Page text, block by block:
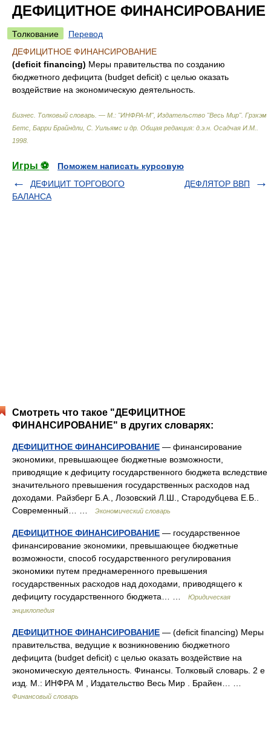
ДЕФИЦИТНОЕ ФИНАНСИРОВАНИЕ
Толкование
Перевод
ДЕФИЦИТНОЕ ФИНАНСИРОВАНИЕ
(deficit financing) Меры правительства по созданию
бюджетного дефицита (budget deficit) с целью оказать
воздействие на экономическую деятельность.
Бизнес. Толковый словарь. — М.: "ИНФРА-М", Издательство "Весь Мир". Грэхэм
Бетс, Барри Брайндли, С. Уильямс и др. Общая редакция: д.э.н. Осадчая И.М.
1998
Игры ⚽
Поможем написать курсовую
ДЕФИЦИТ ТОРГОВОГО
БАЛАНСА
ДЕФЛЯТОР ВВП
Смотреть что такое "ДЕФИЦИТНОЕ
ФИНАНСИРОВАНИЕ" в других словарях:
ДЕФИЦИТНОЕ ФИНАНСИРОВАНИЕ — финансирование
экономики, превышающее бюджетные возможности,
приводящие к дефициту государственного бюджета вследствие
значительного превышения государственных расходов над
доходами. Райзберг Б.А., Лозовский Л.Ш., Стародубцева Е.Б..
Современный… …
Экономический словарь
ДЕФИЦИТНОЕ ФИНАНСИРОВАНИЕ — государственное
финансирование экономики, превышающее бюджетные
возможности, способ государственного регулирования
экономики путем преднамеренного превышения
государственных расходов над доходами, приводящего к
дефициту государственного бюджета… …
Юридическая
энциклопедия
ДЕФИЦИТНОЕ ФИНАНСИРОВАНИЕ — (deficit financing) Меры
правительства, ведущие к возникновению бюджетного
дефицита (budget deficit) с целью оказать воздействие на
экономическую деятельность. Финансы. Толковый словарь. 2 е
изд. М.: ИНФРА М , Издательство Весь Мир . Брайен… …
Финансовый словарь